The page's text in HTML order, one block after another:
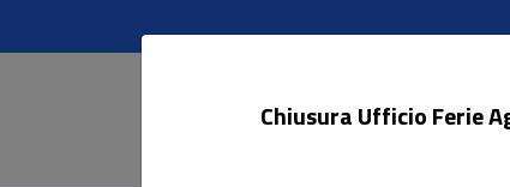
Chiusura Ufficio Ferie